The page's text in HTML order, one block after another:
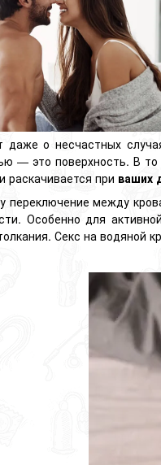
даже о несчастных
— это поверхность. В
раскачивается при ваших
переключение между
Особенно для
Секс на водяной